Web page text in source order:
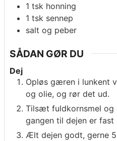
1 tsk honning
1 tsk sennep
salt og peber
SÅDAN GØR DU
Dej
Opløs gæren i lunkent
og olie, og rør det ud.
Tilsæt fuldkornsmel og
gangen til dejen er
Ælt dejen godt, gerne